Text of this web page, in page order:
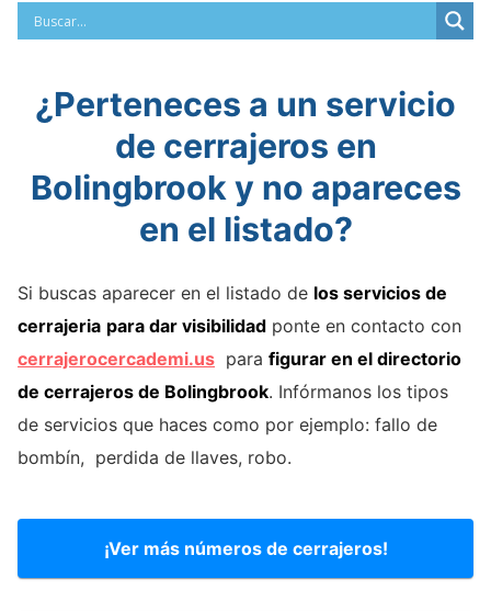
¿Perteneces a un servicio
de cerrajeros en
Bolingbrook y no apareces
en el listado?
Si buscas aparecer en el listado de los servicios de
cerrajeria para dar visibilidad ponte en contacto con
cerrajerocercademi.us para figurar en el directorio
de cerrajeros de Bolingbrook. Infórmanos los tipos
de servicios que haces como por ejemplo: fallo de
bombín, perdida de llaves, robo.
¡Ver más números de cerrajeros!